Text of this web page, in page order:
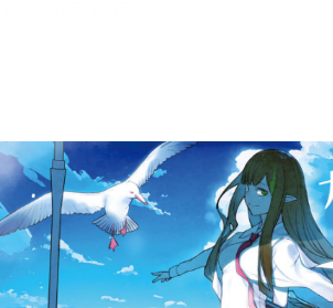
は間違っているだろうか１
【立ち読み版】
大森
目次